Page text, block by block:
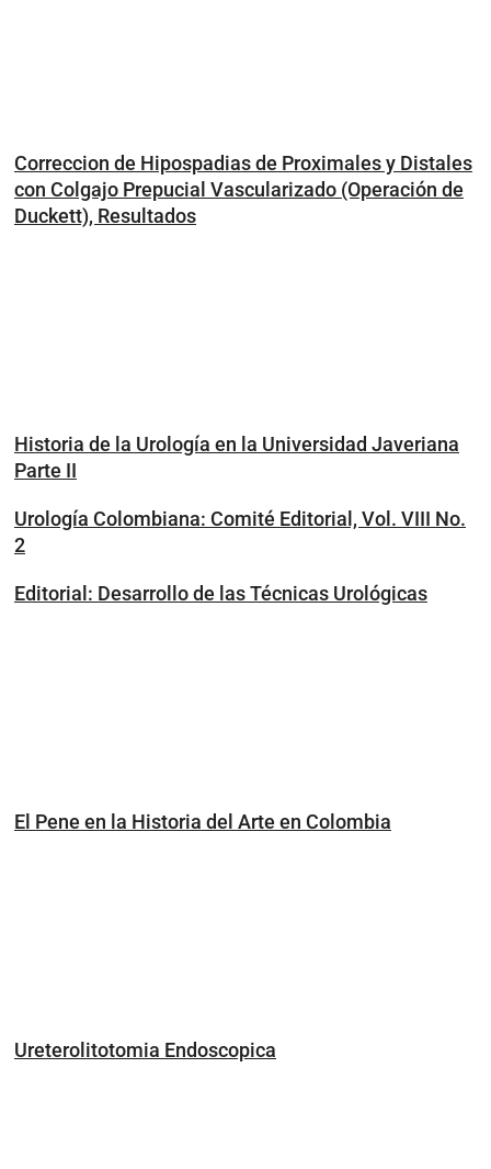
Correccion de Hipospadias de Proximales y Distales
con Colgajo Prepucial Vascularizado (Operación de
Duckett), Resultados
Historia de la Urología en la Universidad Javeriana
Parte II
Urología Colombiana: Comité Editorial, Vol. VIII No.
2
Editorial: Desarrollo de las Técnicas Urológicas
El Pene en la Historia del Arte en Colombia
Ureterolitotomia Endoscopica